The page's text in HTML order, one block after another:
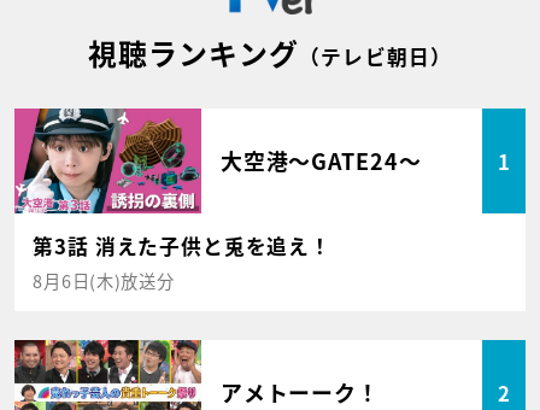
視聴ランキング （テレビ朝日）
大空港～GATE24～ 1
第3話 消えた子供と兎を追え！
8月6日(木)放送分
アメトーーク！ 2